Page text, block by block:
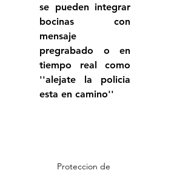
se pueden integrar
bocinas con
mensaje
pregrabado o en
tiempo real como
''alejate la policia
esta en camino''
Proteccion de